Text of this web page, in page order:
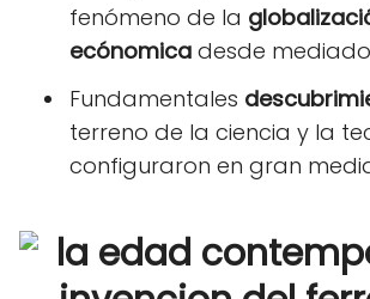
fenómeno de la
ecónomica desde
Fundamentales
terreno de la ciencia y la
configuraron en gran